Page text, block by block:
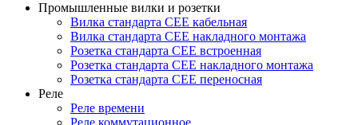
Промышленные вилки и розетки
Вилка стандарта CEE кабельная
Вилка стандарта CEE накладного монтажа
Розетка стандарта CEE встроенная
Розетка стандарта СЕЕ накладного монтажа
Розетка стандарта СЕЕ переносная
Реле
Реле времени
Реле коммутационное